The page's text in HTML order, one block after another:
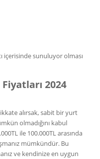
içerisinde sunuluyor olması
2024
alırsak, sabit bir yurt
olmadığını kabul
ile 100.000TL arasında
mümkündür. Bu
ve kendinize en uygun